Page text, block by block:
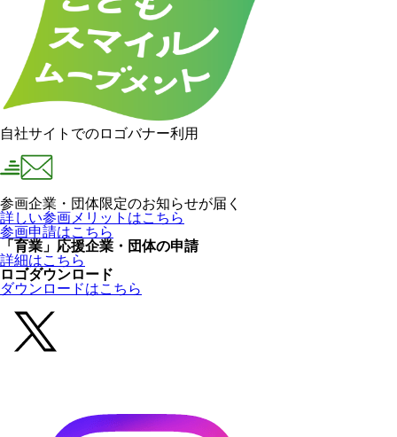
自社サイトでのロゴバナー利用
参画企業・団体限定のお知らせが届く
詳しい参画メリットはこちら
参画申請はこちら
「育業」応援企業・団体の申請
詳細はこちら
ロゴダウンロード
ダウンロードはこちら